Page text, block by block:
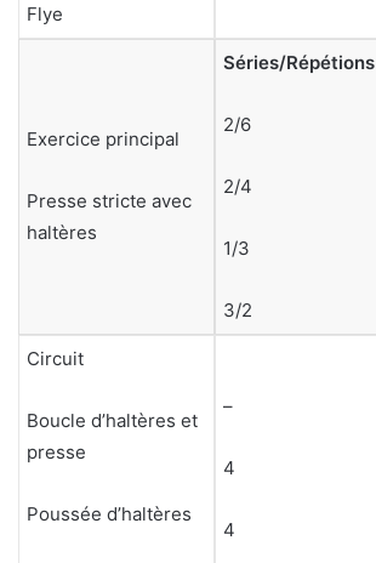
Flye
Exercice principal
Presse stricte avec
haltères
Séries/Répétions
2/6
2/4
1/3
3/2
Circuit
Boucle d’haltères et
presse
Poussée d’haltères
–
4
4